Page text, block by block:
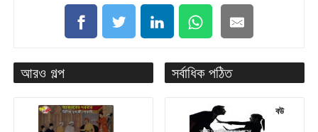
আরও গল্প সর্বাধিক পঠিত
বউ